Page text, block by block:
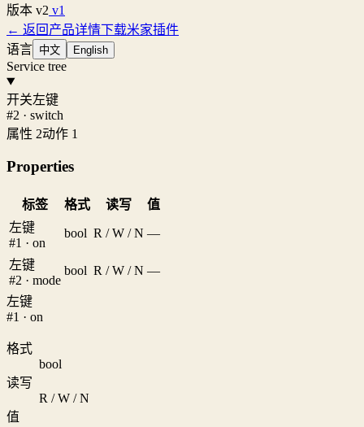
版本 v2 v1
← 返回产品详情下载米家插件
语言 中文 English
Service tree
开关左键
#2 · switch
属性 2动作 1
Properties
标签 格式 读写
值
左键
#1 · on
bool R / W / N —
左键
#2 · mode
bool R / W / N —
左键
#1 · on
格式
bool
读写
R / W / N
值